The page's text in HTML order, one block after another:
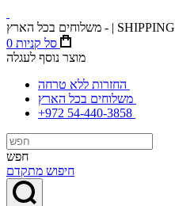
משלוחים בכל הארץ - | SHIPPING
0 סל קניות
מוצר נוסף לעגלה
+972 54-440-3858
חפש
חיפוש מתקדם